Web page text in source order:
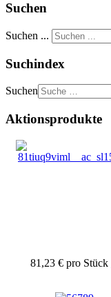
Suchen
Suchen ...
Suchindex
Suchen
Aktionsprodukte
81,23 € pro Stück